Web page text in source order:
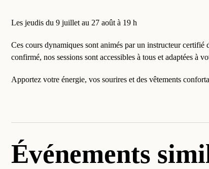
Les jeudis du 9 juillet au 27 août à 19 h
Ces cours dynamiques sont animés par un instructeur
confirmé, nos sessions sont accessibles à tous et adaptées à
Apportez votre énergie, vos sourires et des vêtements
Événements